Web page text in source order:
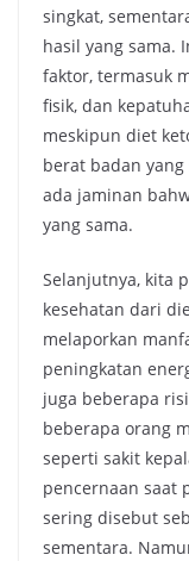
singkat,
hasil yang sama.
faktor, termasuk
fisik, dan
meskipun diet
berat badan
ada jaminan
yang sama.
Selanjutnya, kita
kesehatan dari
melaporkan
peningkatan
juga beberapa
beberapa orang
seperti sakit
pencernaan saat
sering disebut
sementara.